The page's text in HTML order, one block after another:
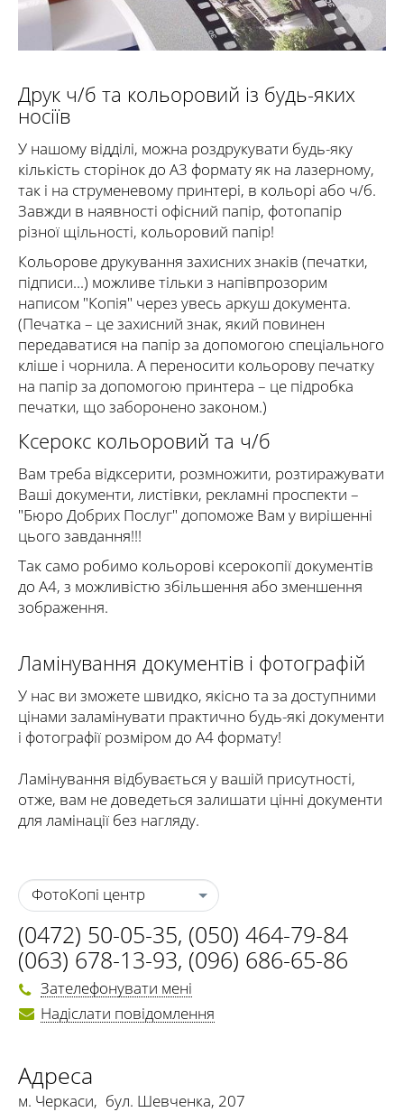
Друк ч/б та кольоровий із будь-яких
носіїв
У нашому відділі, можна роздрукувати будь-яку
кількість сторінок до А3 формату як на лазерному,
так і на струменевому принтері, в кольорі або ч/б.
Завжди в наявності офісний папір, фотопапір
різної щільності, кольоровий папір!
Кольорове друкування захисних знаків (печатки,
підписи...) можливе тільки з напівпрозорим
написом "Копія" через увесь аркуш документа.
(Печатка – це захисний знак, який повинен
передаватися на папір за допомогою спеціального
кліше і чорнила. А переносити кольорову печатку
на папір за допомогою принтера – це підробка
печатки, що заборонено законом.)
Ксерокс кольоровий та ч/б
Вам треба відксерити, розмножити, розтиражувати
Ваші документи, листівки, рекламні проспекти –
"Бюро Добрих Послуг" допоможе Вам у вирішенні
цього завдання!!!
Так само робимо кольорові ксерокопії документів
до А4, з можливістю збільшення або зменшення
зображення.
Ламінування документів і фотографій
У нас ви зможете швидко, якісно та за доступними
цінами заламінувати практично будь-які документи
і фотографії розміром до А4 формату!
Ламінування відбувається у вашій присутності,
отже, вам не доведеться залишати цінні документи
для ламінації без нагляду.
ФотоКопі центр
(0472) 50-05-35, (050) 464-79-84
(063) 678-13-93, (096) 686-65-86
Зателефонувати мені
Надіслати повідомлення
Адреса
м. Черкаси, бул. Шевченка, 207